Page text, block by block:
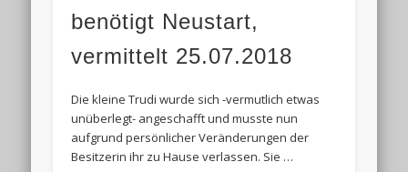
benötigt Neustart,
vermittelt 25.07.2018
Die kleine Trudi wurde sich -vermutlich etwas
unüberlegt- angeschafft und musste nun
aufgrund persönlicher Veränderungen der
Besitzerin ihr zu Hause verlassen. Sie …